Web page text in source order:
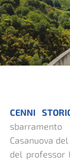
CENNI
Casanuova
del professor